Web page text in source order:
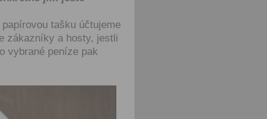
tašku účtujeme
zákazníky a hosty, jestli
vybrané peníze pak
zpracováním osobních údajů za účelem
nezbytného pro přihlášení uživatele na
webových stránkách a využití jejich
základních funkcí. Souhlas je udělen po
dobu existence uživatelského účtu až do